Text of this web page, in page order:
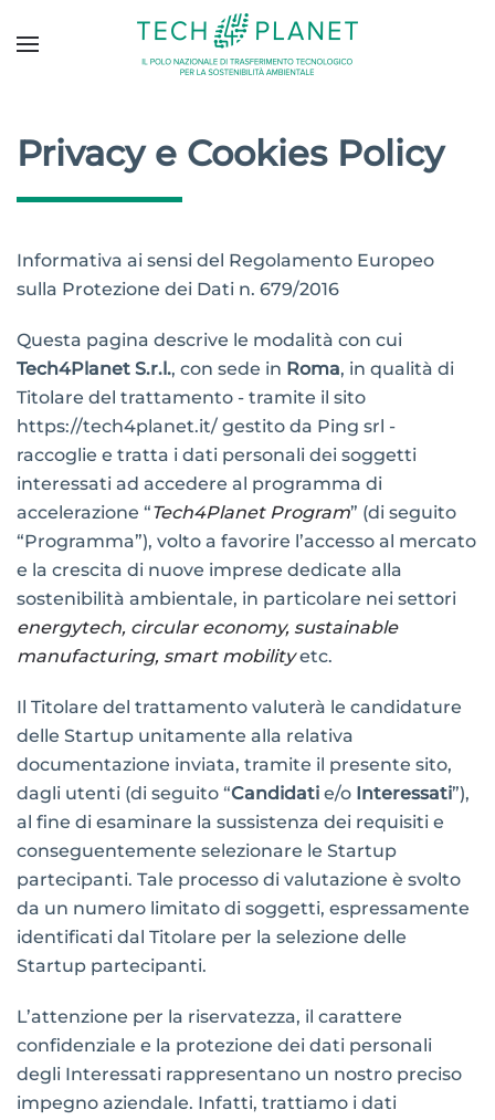
Privacy e Cookies Policy
Informativa ai sensi del Regolamento Europeo
sulla Protezione dei Dati n. 679/2016
Questa pagina descrive le modalità con cui
Tech4Planet S.r.l., con sede in Roma, in qualità di
Titolare del trattamento - tramite il sito
https://tech4planet.it/ gestito da Ping srl -
raccoglie e tratta i dati personali dei soggetti
interessati ad accedere al programma di
accelerazione “Tech4Planet Program” (di seguito
“Programma”), volto a favorire l’accesso al mercato
e la crescita di nuove imprese dedicate alla
sostenibilità ambientale, in particolare nei settori
energytech, circular economy, sustainable
manufacturing, smart mobilityetc.
Il Titolare del trattamento valuterà le candidature
delle Startup unitamente alla relativa
documentazione inviata, tramite il presente sito,
dagli utenti (di seguito “Candidati e/o Interessati”),
al fine di esaminare la sussistenza dei requisiti e
conseguentemente selezionare le Startup
partecipanti. Tale processo di valutazione è svolto
da un numero limitato di soggetti, espressamente
identificati dal Titolare per la selezione delle
Startup partecipanti.
L’attenzione per la riservatezza, il carattere
confidenziale e la protezione dei dati personali
degli Interessati rappresentano un nostro preciso
impegno aziendale. Infatti, trattiamo i dati